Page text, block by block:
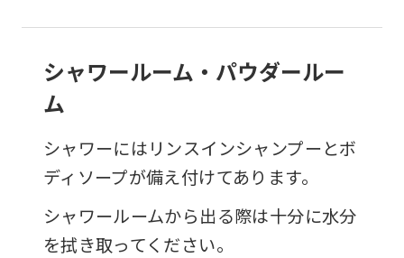
シャワールーム・パウダールー
ム
シャワーにはリンスインシャンプーとボ
ディソープが備え付けてあります。
シャワールームから出る際は十分に水分
を拭き取ってください。